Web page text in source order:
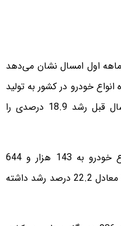
بررسی وضعیت تولید خودرو طی 5 ماهه اول امسال نشان می‌دهد
هزار و 759 دستگاه انواع خودرو در کشور به تولید
رسیده که نسبت به مدت مشابه سال قبل رشد 18.9 درصدی را
در مرداد امسال نیز آمار تولید انواع خودرو به 143 هزار و 644
دستگاه رسید که نسبت به مرداد 95 معادل 22.2 درصد رشد داشته